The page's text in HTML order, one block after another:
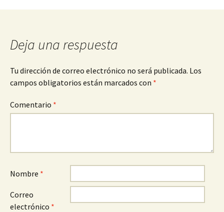
Deja una respuesta
Tu dirección de correo electrónico no será publicada. Los
campos obligatorios están marcados con *
Comentario *
Nombre *
Correo
electrónico *